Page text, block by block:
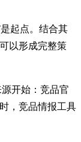
起点。结合其
以形成完整策
开始：竞品官
，竞品情报工具